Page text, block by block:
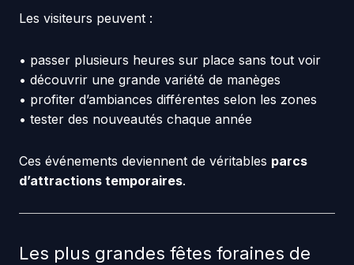
Les visiteurs peuvent :
• passer plusieurs heures sur place sans tout voir
• découvrir une grande variété de manèges
• profiter d’ambiances différentes selon les zones
• tester des nouveautés chaque année
Ces événements deviennent de véritables parcs
d’attractions temporaires.
Les plus grandes fêtes foraines de